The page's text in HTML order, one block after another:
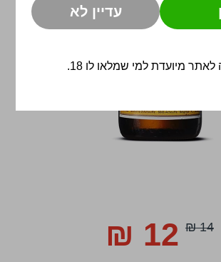
עדיין לא
לאתר מיועדת למי שמלאו לו 18.
14 ₪
Special
Price
12 ₪